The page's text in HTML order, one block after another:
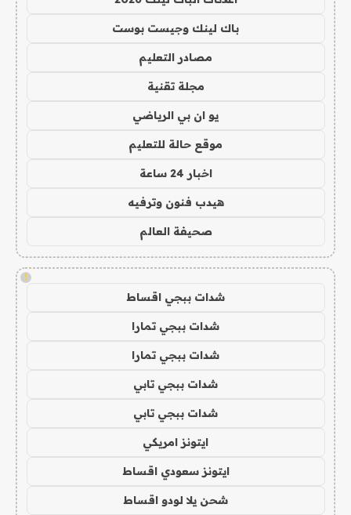
باك لينك وجيست بوست
مصادر التعليم
مجلة تقنية
يو ان بي الرياضي
موقع حالة للتعليم
اخبار 24 ساعة
هيدب فنون وترفيه
صحيفة العالم
!
شدات ببجي اقساط
شدات ببجي تمارا
شدات ببجي تمارا
شدات ببجي تابي
شدات ببجي تابي
ايتونز امريكي
ايتونز سعودي اقساط
شحن يلا لودو اقساط